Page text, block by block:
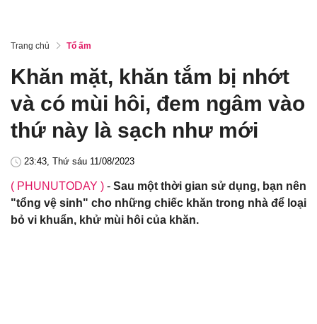
Trang chủ Tổ ấm
Khăn mặt, khăn tắm bị nhớt
và có mùi hôi, đem ngâm vào
thứ này là sạch như mới
23:43, Thứ sáu 11/08/2023
( PHUNUTODAY ) - Sau một thời gian sử dụng, bạn nên
"tổng vệ sinh" cho những chiếc khăn trong nhà để loại
bỏ vi khuẩn, khử mùi hôi của khăn.